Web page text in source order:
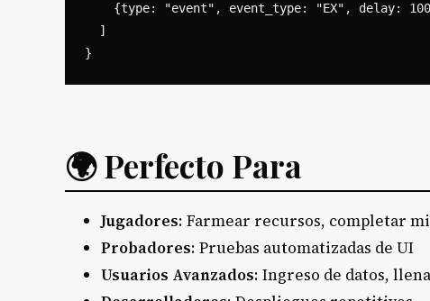
{type: "event", event_type: "EX", delay:
  ]
🌍 Perfecto Para
Jugadores: Farmear recursos, completar
Probadores: Pruebas automatizadas de UI
Usuarios Avanzados: Ingreso de datos,